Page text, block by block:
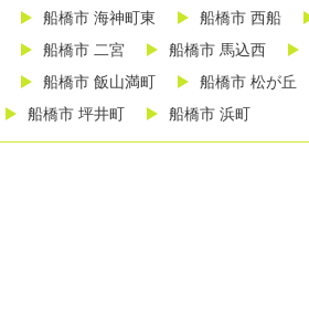
船橋市 海神町東 船橋市 西船
船橋市 二宮 船橋市 馬込西
船橋市 飯山満町 船橋市 松が丘
船橋市 坪井町 船橋市 浜町